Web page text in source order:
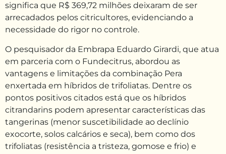
significa que R$ 369,72 milhões deixaram de ser
arrecadados pelos citricultores, evidenciando a
necessidade do rigor no controle.
O pesquisador da Embrapa Eduardo Girardi, que atua
em parceria com o Fundecitrus, abordou as
vantagens e limitações da combinação Pera
enxertada em híbridos de trifoliatas. Dentre os
pontos positivos citados está que os híbridos
citrandarins podem apresentar características das
tangerinas (menor suscetibilidade ao declínio
exocorte, solos calcários e seca), bem como dos
trifoliatas (resistência a tristeza, gomose e frio) e